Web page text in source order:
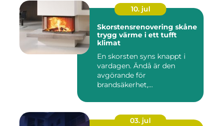
10. jul
Skorstensrenovering skåne
trygg värme i ett tufft
klimat
En skorsten syns knappt i
vardagen. Ändå är den
avgörande för
brandsäkerhet,
03. jul